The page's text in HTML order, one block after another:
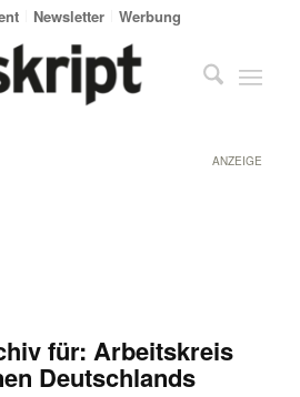
Newsletter Werbung
ANZEIGE
für: Arbeitskreis
Deutschlands